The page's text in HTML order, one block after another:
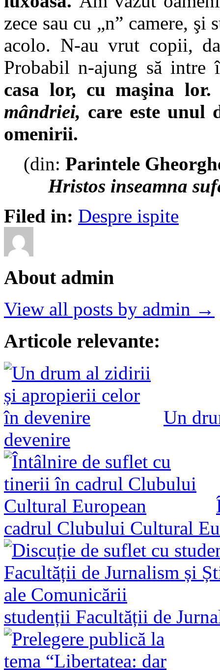
zece sau cu „n” camere,
acolo. N-au vrut copii,
Probabil n-ajung să intre
casa lor, cu maşina lor.
mândriei, care este unul
omenirii.
(din: Parintele
Hristos inseamna
Filed in: Despre ispite
About admin
View all posts by admin →
Articole relevante:
Un
devenire
cadrul Clubului Cultural
studenții Facultății de